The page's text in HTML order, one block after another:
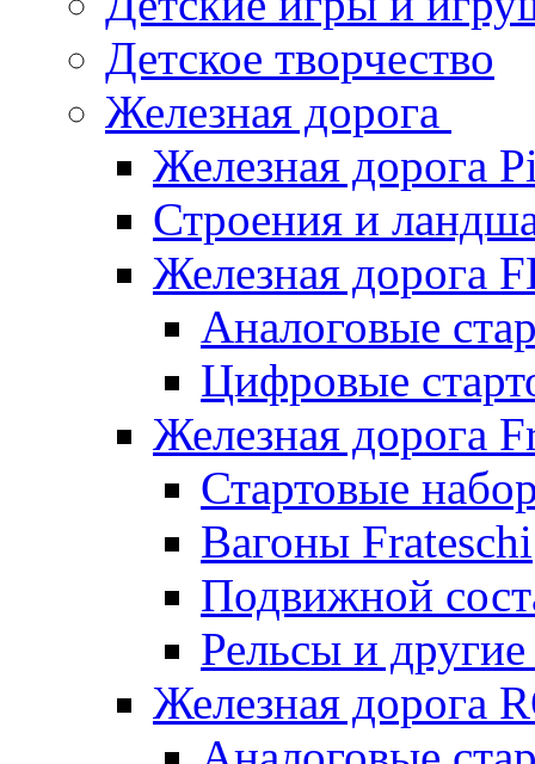
Детское творчество
Железная дорога
Железная дорога
Строения и
Железная дорога
Аналоговые
Цифровые
Железная дорога
Стартовые
Вагоны Frateschi
Подвижной
Рельсы и
Железная дорога